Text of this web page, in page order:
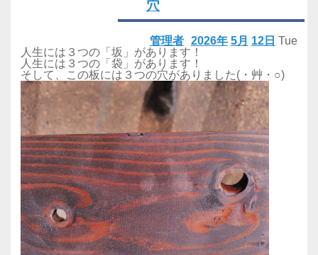
穴
2026年 5月 12日 Tue
管理者
人生には３つの「坂」があります！
人生には３つの「袋」があります！
そして、この板には３つの穴がありました(・艸・○)